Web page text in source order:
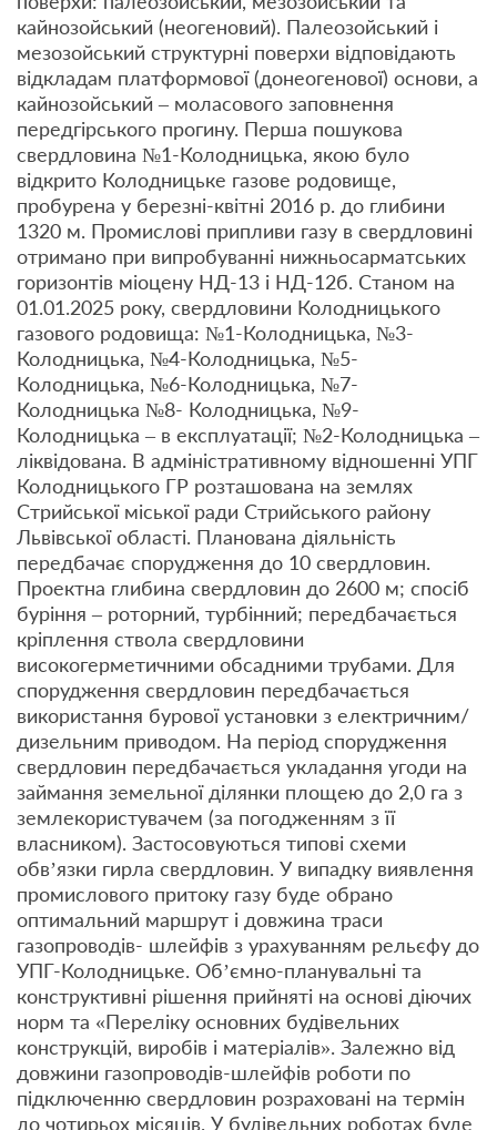
кайнозойський (неогеновий). Палеозойський і
мезозойський структурні поверхи відповідають
відкладам платформової (донеогенової) основи, а
кайнозойський – моласового заповнення
передгірського прогину. Перша пошукова
свердловина №1-Колодницька, якою було
відкрито Колодницьке газове родовище,
пробурена у березні-квітні 2016 р. до глибини
1320 м. Промислові припливи газу в свердловині
отримано при випробуванні нижньосарматських
горизонтів міоцену НД-13 і НД-12б. Станом на
01.01.2025 року, свердловини Колодницького
газового родовища: №1-Колодницька, №3-
Колодницька, №4-Колодницька, №5-
Колодницька, №6-Колодницька, №7-
Колодницька №8- Колодницька, №9-
Колодницька – в експлуатації; №2-Колодницька –
ліквідована. В адміністративному відношенні УПГ
Колодницького ГР розташована на землях
Стрийської міської ради Стрийського району
Львівської області. Планована діяльність
передбачає спорудження до 10 свердловин.
Проектна глибина свердловин до 2600 м; спосіб
буріння – роторний, турбінний; передбачається
кріплення ствола свердловини
високогерметичними обсадними трубами. Для
спорудження свердловин передбачається
використання бурової установки з електричним/
дизельним приводом. На період спорудження
свердловин передбачається укладання угоди на
займання земельної ділянки площею до 2,0 га з
землекористувачем (за погодженням з її
власником). Застосовуються типові схеми
обв’язки гирла свердловин. У випадку виявлення
промислового притоку газу буде обрано
оптимальний маршрут і довжина траси
газопроводів- шлейфів з урахуванням рельєфу до
УПГ-Колодницьке. Об’ємно-планувальні та
конструктивні рішення прийняті на основі діючих
норм та «Переліку основних будівельних
конструкцій, виробів і матеріалів». Залежно від
довжини газопроводів-шлейфів роботи по
підключенню свердловин розраховані на термін
до чотирьох місяців. У будівельних роботах буде